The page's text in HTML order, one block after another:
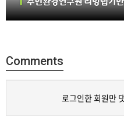
Comments
로그인한 회원만